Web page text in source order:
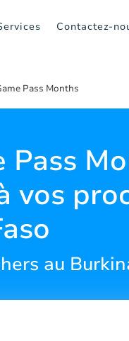
Contactez-
Pass Months
Pass
vos
au